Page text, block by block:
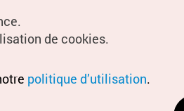
de cookies.
politique d’utilisation.